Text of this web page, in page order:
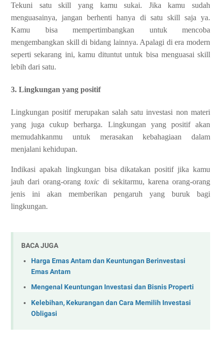
Tekuni satu skill yang kamu sukai. Jika kamu sudah
menguasainya, jangan berhenti hanya di satu skill saja ya.
Kamu bisa mempertimbangkan untuk mencoba
mengembangkan skill di bidang lainnya. Apalagi di era modern
seperti sekarang ini, kamu dituntut untuk bisa menguasai skill
lebih dari satu.
3. Lingkungan yang positif
Lingkungan positif merupakan salah satu investasi non materi
yang juga cukup berharga. Lingkungan yang positif akan
memudahkanmu untuk merasakan kebahagiaan dalam
menjalani kehidupan.
Indikasi apakah lingkungan bisa dikatakan positif jika kamu
jauh dari orang-orangtoxic di sekitarmu, karena orang-orang
jenis ini akan memberikan pengaruh yang buruk bagi
lingkungan.
BACA JUGA
Harga Emas Antam dan Keuntungan Berinvestasi
Emas Antam
Mengenal Keuntungan Investasi dan Bisnis Properti
Kelebihan, Kekurangan dan Cara Memilih Investasi
Obligasi